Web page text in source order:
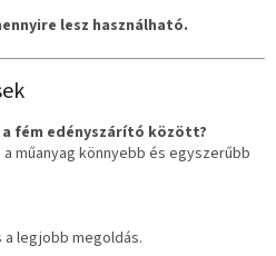
lesz használható.
a fém edényszárító között?
műanyag könnyebb és egyszerűbb
a legjobb megoldás.